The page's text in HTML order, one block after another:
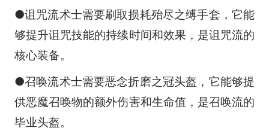
●诅咒流术士需要刷取损耗殆尽之缚手套，它能
够提升诅咒技能的持续时间和效果，是诅咒流的
核心装备。
●召唤流术士需要恶念折磨之冠头盔，它能够提
供恶魔召唤物的额外伤害和生命值，是召唤流的
毕业头盔。